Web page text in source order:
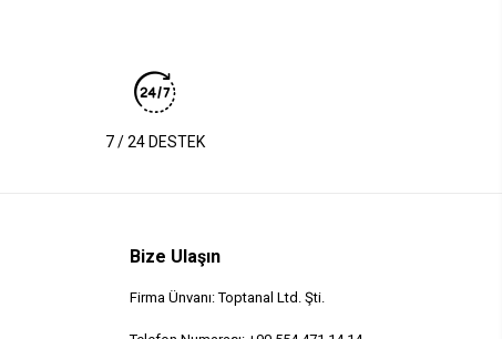
7 / 24 DESTEK
Bize Ulaşın
Firma Ünvanı: Toptanal Ltd. Şti.